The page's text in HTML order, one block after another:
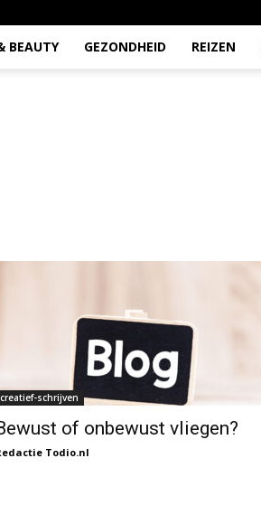
BEAUTY GEZONDHEID REIZEN
creatief-schrijven
of onbewust vliegen?
Todio.nl